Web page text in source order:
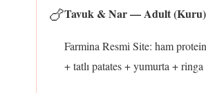
🍗Tavuk & Nar — Adult (Kuru)
Farmina Resmi Site: ham
+ tatlı patates + yumurta +